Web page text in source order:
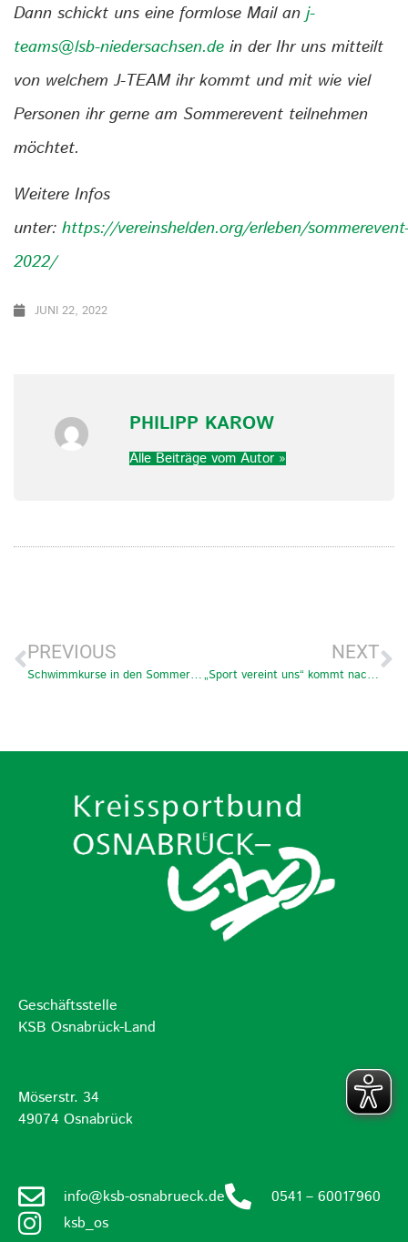
Dann schickt uns eine formlose Mail an j-
teams@lsb-niedersachsen.de in der Ihr uns mitteilt
von welchem J-TEAM ihr kommt und mit wie viel
Personen ihr gerne am Sommerevent teilnehmen
möchtet.
Weitere Infos
unter: https://vereinshelden.org/erleben/
2022/
JUNI 22, 2022
PHILIPP KAROW
Alle Beiträge vom Autor »
PREVIOUS
Schwimmkurse in den Sommerferien 2022
NEXT
„Sport vereint uns“ kommt nach Bramsche – am 20.8. mit großer NDR Party!
Geschäftsstelle
KSB Osnabrück-Land
Möserstr. 34
49074 Osnabrück
info@ksb-osnabrueck.de
0541 – 60017960
ksb_os